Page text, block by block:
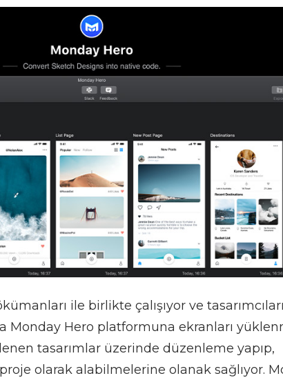
ile birlikte çalışıyor ve
Monday Hero platformuna ekranları
tasarımlar üzerinde düzenleme yapıp,
olarak alabilmelerine olanak sağlıyor.